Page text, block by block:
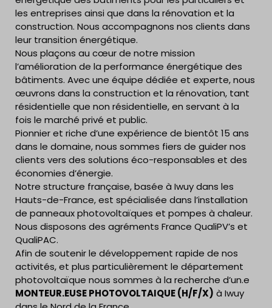
les entreprises ainsi que dans la rénovation et la
construction. Nous accompagnons nos clients dans
leur transition énergétique.
Nous plaçons au cœur de notre mission
l’amélioration de la performance énergétique des
bâtiments. Avec une équipe dédiée et experte, nous
œuvrons dans la construction et la rénovation, tant
résidentielle que non résidentielle, en servant à la
fois le marché privé et public.
Pionnier et riche d’une expérience de bientôt 15 ans
dans le domaine, nous sommes fiers de guider nos
clients vers des solutions éco-responsables et des
économies d’énergie.
Notre structure française, basée à Iwuy dans les
Hauts-de-France, est spécialisée dans l’installation
de panneaux photovoltaïques et pompes à chaleur.
Nous disposons des agréments France QualiPV’s et
QualiPAC.
Afin de soutenir le développement rapide de nos
activités, et plus particulièrement le département
photovoltaïque nous sommes à la recherche d’un.e
MONTEUR.EUSE PHOTOVOLTAIQUE (H/F/X) à Iwuy